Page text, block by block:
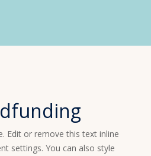
Edit or remove this text inline
settings. You can also style